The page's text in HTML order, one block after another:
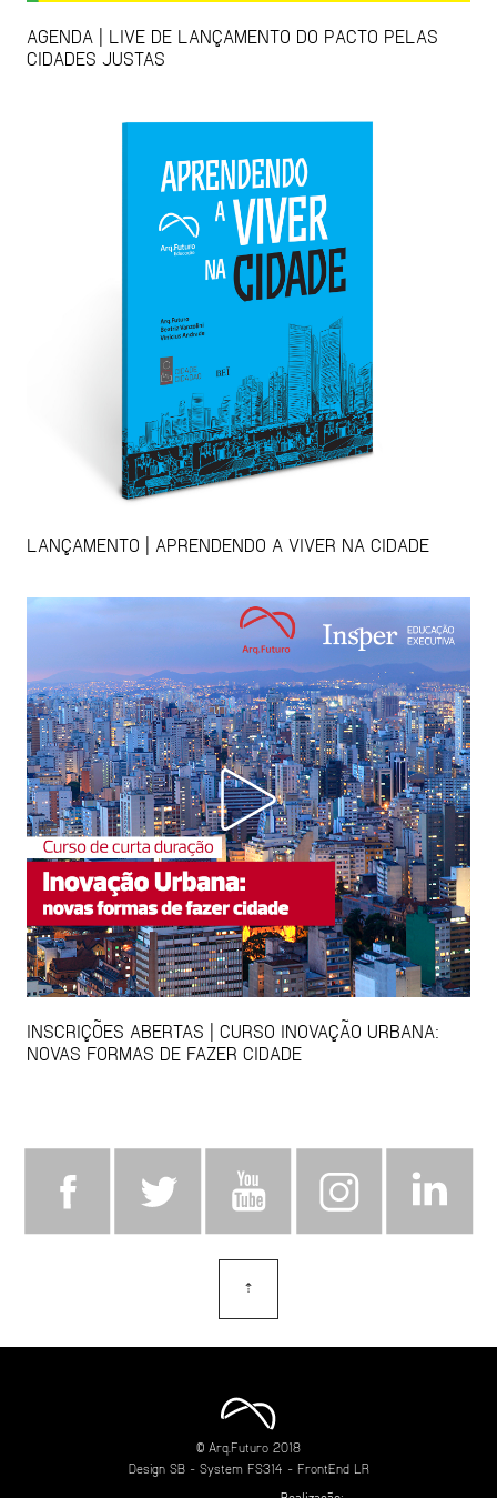
AGENDA | LIVE DE LANÇAMENTO DO PACTO PELAS
CIDADES JUSTAS
LANÇAMENTO | APRENDENDO A VIVER NA CIDADE
INSCRIÇÕES ABERTAS | CURSO INOVAÇÃO URBANA:
NOVAS FORMAS DE FAZER CIDADE
⇡
© Arq.Futuro 2018
Design SB- System FS314 - FrontEnd LR